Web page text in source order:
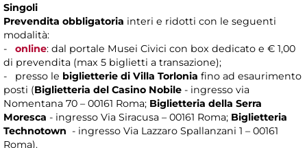
Singoli
Prevendita obbligatoria interi e ridotti con le seguenti
modalità:
- online: dal portale Musei Civici con box dedicato e € 1,00
di prevendita (max 5 biglietti a transazione);
- presso le biglietterie di Villa Torlonia fino ad esaurimento
posti (Biglietteria del Casino Nobile - ingresso via
Nomentana 70 – 00161 Roma; Biglietteria della Serra
Moresca - ingresso Via Siracusa – 00161 Roma; Biglietteria
Technotown - ingresso Via Lazzaro Spallanzani 1 – 00161
Roma).